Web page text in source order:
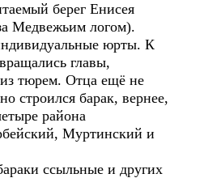
берег Енисея
Медвежьим логом).
юрты. К
главы,
тюрем. Отца ещё не
строился барак, вернее,
района
Муртинский и
ссыльные и других